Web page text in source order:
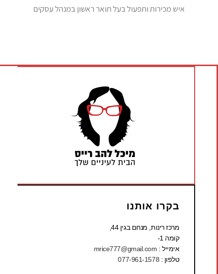
איש מכירות ותפעול בעל תואר ראשון במנהל עסקים
בקרו אותנו
מרכז רינות, מנחם בגין 44,
קומה 1-
אימייל : mrice777@gmail.com
טלפון : 077-961-1578